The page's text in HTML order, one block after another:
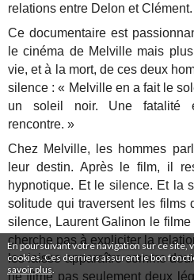
En poursuivant votre navigation sur ce site,
cookies. Ces derniers assurent le bon
savoir plus
relations entre Delon et Clément.
Ce documentaire est
le cinéma de Melville mais
vie, et à la mort, de ces deux
silence : « Melville en a fait le
un soleil noir. Une fatalité
rencontre. »
Chez Melville, les hommes
leur destin. Après le film, il
hypnotique. Et le silence. Et la
solitude qui traversent les films
silence, Laurent Galinon le
cherche pas à expliciter la
les laisse apparaître comme
ne filme pas seulement deux